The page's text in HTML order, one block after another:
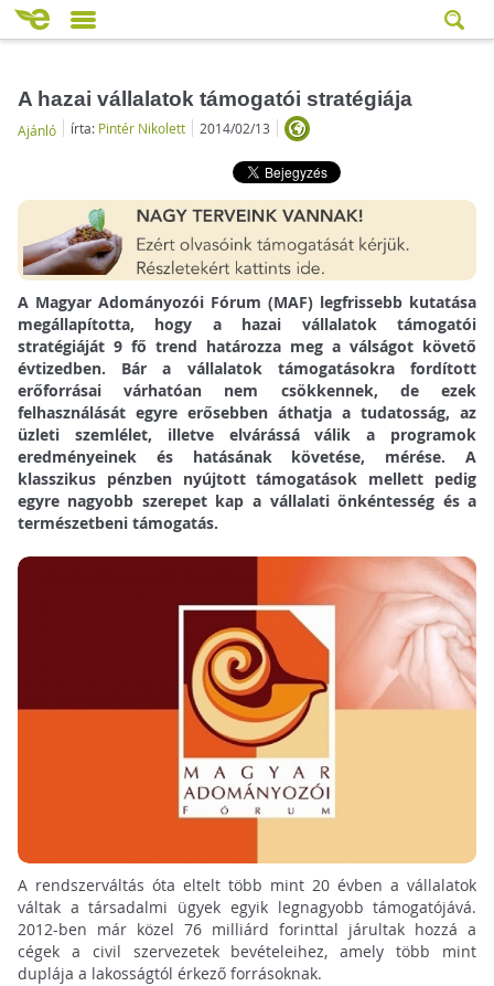
A hazai vállalatok támogatói stratégiája
Ajánló írta: Pintér Nikolett 2014/02/13
A Magyar Adományozói Fórum (MAF) legfrissebb kutatása
megállapította, hogy a hazai vállalatok támogatói
stratégiáját 9 fő trend határozza meg a válságot követő
évtizedben. Bár a vállalatok támogatásokra fordított
erőforrásai várhatóan nem csökkennek, de ezek
felhasználását egyre erősebben áthatja a tudatosság, az
üzleti szemlélet, illetve elvárássá válik a programok
eredményeinek és hatásának követése, mérése. A
klasszikus pénzben nyújtott támogatások mellett pedig
egyre nagyobb szerepet kap a vállalati önkéntesség és a
természetbeni támogatás.
A rendszerváltás óta eltelt több mint 20 évben a vállalatok
váltak a társadalmi ügyek egyik legnagyobb támogatójává.
2012-ben már közel 76 milliárd forinttal járultak hozzá a
cégek a civil szervezetek bevételeihez, amely több mint
duplája a lakosságtól érkező forrásoknak.